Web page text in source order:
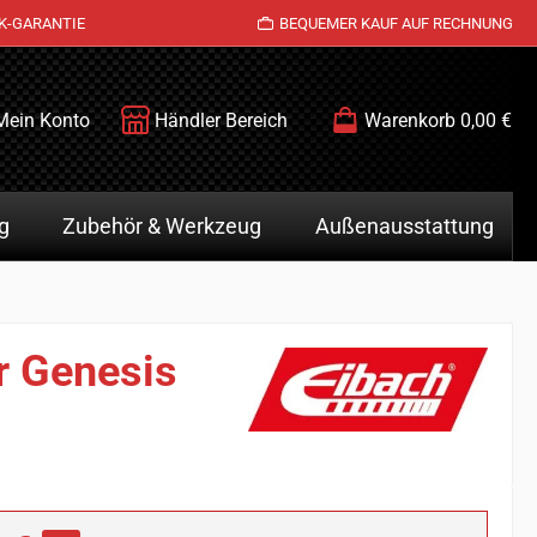
GARANTIE BEQUEMER KAUF AUF RECHNUNG
Konto Händler Bereich Warenkorb 0,00 €
Zubehör & Werkzeug Außenausstattung
Genesis